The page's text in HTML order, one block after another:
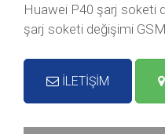
Huawei P40 şarj soketi
şarj soketi değişimi
İLETİŞİM